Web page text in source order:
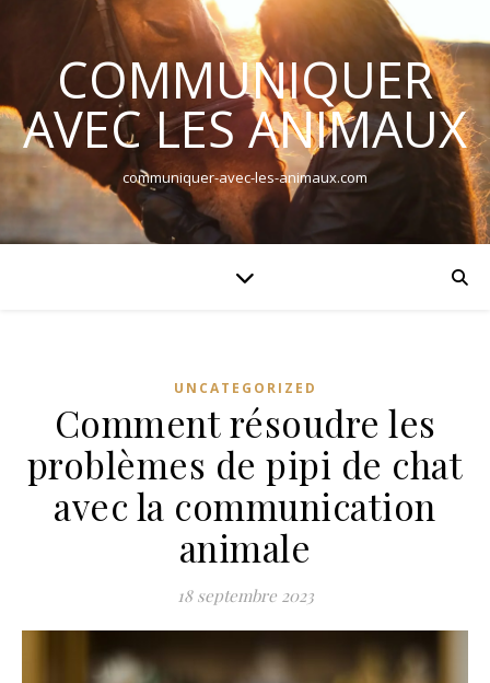
COMMUNIQUER
AVEC LES ANIMAUX
communiquer-avec-les-animaux.com
UNCATEGORIZED
Comment résoudre les
problèmes de pipi de chat
avec la communication
animale
18 septembre 2023